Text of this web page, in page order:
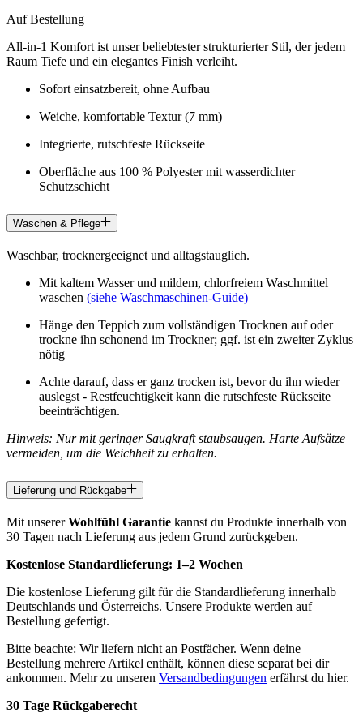
Auf Bestellung
All-in-1 Komfort ist unser beliebtester strukturierter Stil, der jedem
Raum Tiefe und ein elegantes Finish verleiht.
Sofort einsatzbereit, ohne Aufbau
Weiche, komfortable Textur (7 mm)
Integrierte, rutschfeste Rückseite
Oberfläche aus 100 % Polyester mit wasserdichter
Schutzschicht
Waschen & Pflege
Waschbar, trocknergeeignet und alltagstauglich.
Mit kaltem Wasser und mildem, chlorfreiem Waschmittel
waschen (siehe Waschmaschinen-Guide)
Hänge den Teppich zum vollständigen Trocknen auf oder
trockne ihn schonend im Trockner; ggf. ist ein zweiter Zyklus
nötig
Achte darauf, dass er ganz trocken ist, bevor du ihn wieder
auslegst - Restfeuchtigkeit kann die rutschfeste Rückseite
beeinträchtigen.
Hinweis: Nur mit geringer Saugkraft staubsaugen. Harte Aufsätze
vermeiden, um die Weichheit zu erhalten.
Lieferung und Rückgabe
Mit unsererWohlfühl Garantie kannst du Produkte innerhalb von
30 Tagen nach Lieferung aus jedem Grund zurückgeben.
Kostenlose Standardlieferung: 1–2 Wochen
Die kostenlose Lieferung gilt für die Standardlieferung innerhalb
Deutschlands und Österreichs. Unsere Produkte werden auf
Bestellung gefertigt.
Bitte beachte: Wir liefern nicht an Postfächer. Wenn deine
Bestellung mehrere Artikel enthält, können diese separat bei dir
ankommen. Mehr zu unseren Versandbedingungen erfährst du hier.
30 Tage Rückgaberecht